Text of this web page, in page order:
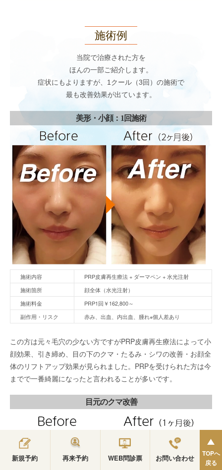
新規予約 再来予約 WEB問診票 お問い合わせ
TOPへ
戻る
施術例
当院で治療された方を
ほんの一部ご紹介します。
症状にもよりますが、1クール（3回）の施術で
最も改善効果が出ています。
美形・小顔：1回施術
施術内容
PRP皮膚再生療法 + ダーマペン + 水光注射
施術箇所
顔全体（水光注射）
施術料金
PRP1回￥162,800～
副作用・リスク
赤み、出血、内出血、腫れ※個人差あり
この方は元々毛穴の少ない方ですがPRP皮膚再生療法によって小
顔効果、引き締め、目の下のクマ・たるみ・シワの改善・お顔全
体のリフトアップ効果が見られました。PRPを受けられた方は今
までで一番綺麗になったと言われることが多いです。
目元のクマ改善